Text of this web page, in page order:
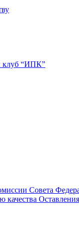
клуб “ИПК”
Совета